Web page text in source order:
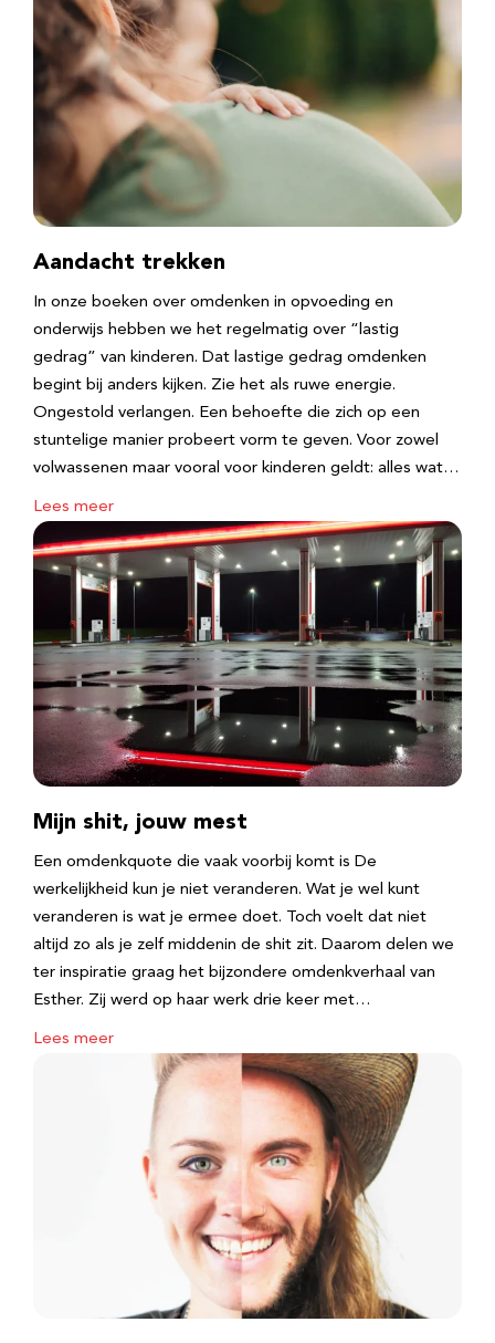
Aandacht trekken
In onze boeken over omdenken in opvoeding en
onderwijs hebben we het regelmatig over “lastig
gedrag” van kinderen. Dat lastige gedrag omdenken
begint bij anders kijken. Zie het als ruwe energie.
Ongestold verlangen. Een behoefte die zich op een
stuntelige manier probeert vorm te geven. Voor zowel
volwassenen maar vooral voor kinderen geldt: alles wat…
Lees meer
Mijn shit, jouw mest
Een omdenkquote die vaak voorbij komt is De
werkelijkheid kun je niet veranderen. Wat je wel kunt
veranderen is wat je ermee doet. Toch voelt dat niet
altijd zo als je zelf middenin de shit zit. Daarom delen we
ter inspiratie graag het bijzondere omdenkverhaal van
Esther. Zij werd op haar werk drie keer met…
Lees meer